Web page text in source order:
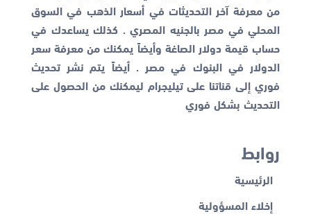
من معرفة آخر التحديثات في أسعار الذهب في السوق
المحلي في مصر بالجنيه المصري . كذلك يساعدك في
حساب قيمة دولار الصاغة وأيضاً يمكنك من معرفة سعر
الدولار في البنوك في مصر . أيضاً يتم نشر تحديث
فوري إلى قناتنا على تيليجرام ليمكنك من الحصول على
التحديث بشكل فوري
روابط
الرئيسية
إخلاء المسؤولية